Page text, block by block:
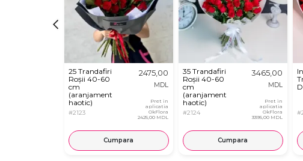
25 Trandafiri
Roșii 40-60
cm
(aranjament
haotic)
#2123
2475,00
MDL
Pret in
aplicatia
OkFlora
2425,00 MDL
Cumpara
35 Trandafiri
Roșii 40-60
cm
(aranjament
haotic)
#2124
3465,00
MDL
Pret in
aplicatia
OkFlora
3395,00 MDL
Cumpara